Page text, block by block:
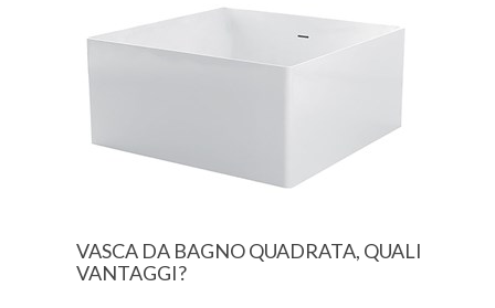
VASCA DA BAGNO QUADRATA, QUALI
VANTAGGI?